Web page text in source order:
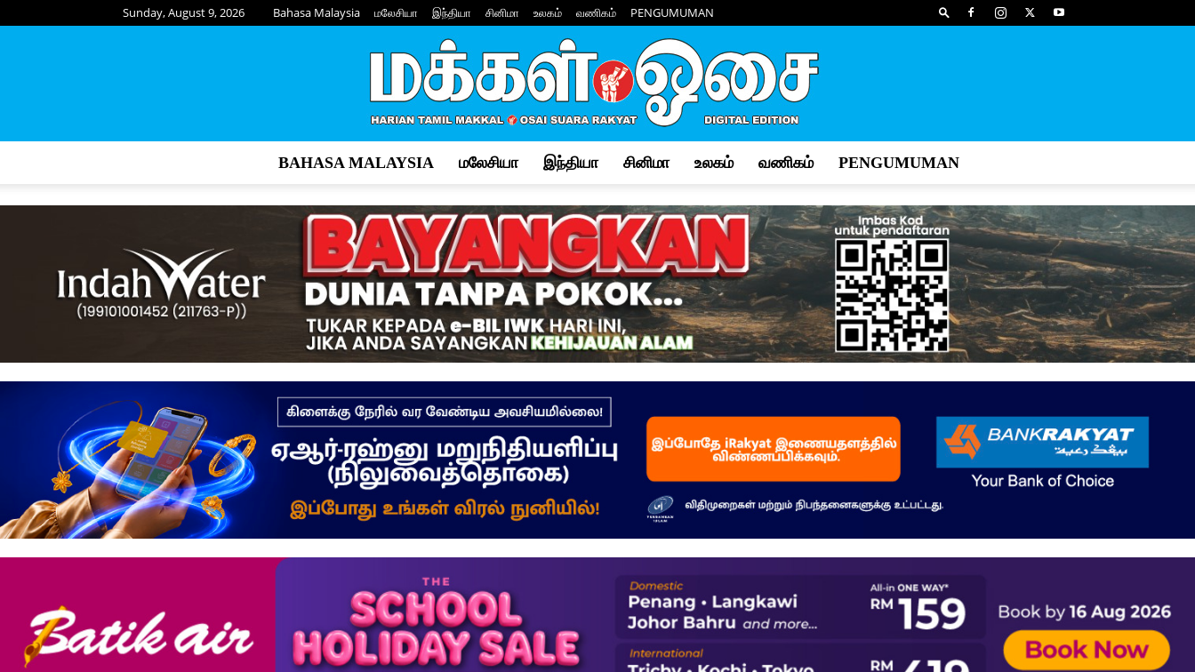
Sunday, August 9, 2026 Bahasa Malaysia மலேசியா இந்தியா சினிமா உலகம் வணிகம் PENGUMUMAN
Osai
–
மக்கள்
BAHASA MALAYSIA மலேசியா இந்தியா சினிமா உலகம் வணிகம் PENGUMUMAN